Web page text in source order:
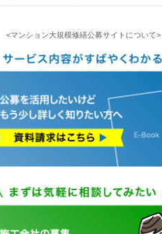
<マンション大規模修繕公募サイトについて>